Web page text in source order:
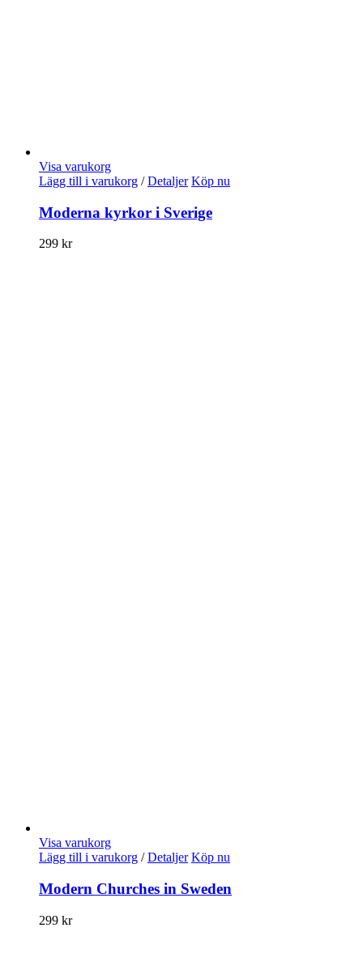
Visa varukorg
Lägg till i varukorg / Detaljer Köp nu
Moderna kyrkor i Sverige
299 kr
Visa varukorg
Lägg till i varukorg / Detaljer Köp nu
Modern Churches in Sweden
299 kr